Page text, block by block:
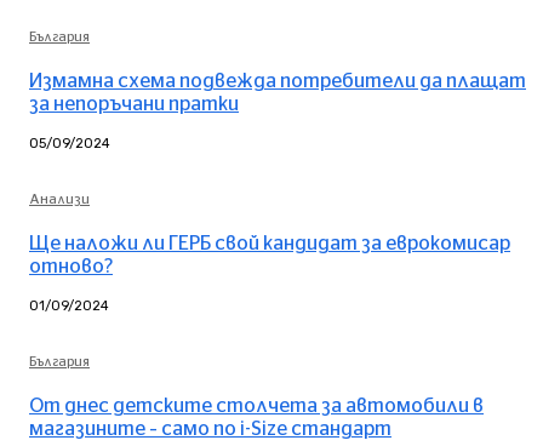
България
Измамна схема подвежда потребители да плащат
за непоръчани пратки
05/09/2024
Анализи
Ще наложи ли ГЕРБ свой кандидат за еврокомисар
отново?
01/09/2024
България
От днес детските столчета за автомобили в
магазините – само по i-Size стандарт